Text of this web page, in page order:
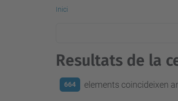
Inici
Resultats de la
664 elements coincideixen